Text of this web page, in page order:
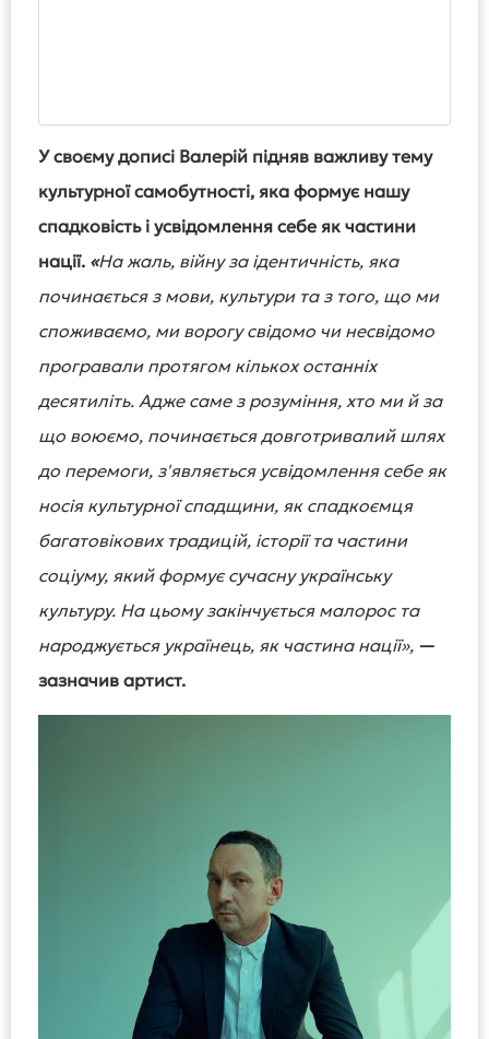
У своєму дописі Валерій підняв важливу тему
культурної самобутності, яка формує нашу
спадковість і усвідомлення себе як частини
нації. «На жаль, війну за ідентичність, яка
починається з мови, культури та з того, що ми
споживаємо, ми ворогу свідомо чи несвідомо
програвали протягом кількох останніх
десятиліть. Адже саме з розуміння, хто ми й за
що воюємо, починається довготривалий шлях
до перемоги, з'являється усвідомлення себе як
носія культурної спадщини, як спадкоємця
багатовікових традицій, історії та частини
соціуму, який формує сучасну українську
культуру. На цьому закінчується малорос та
народжується українець, як частина нації», —
зазначив артист.